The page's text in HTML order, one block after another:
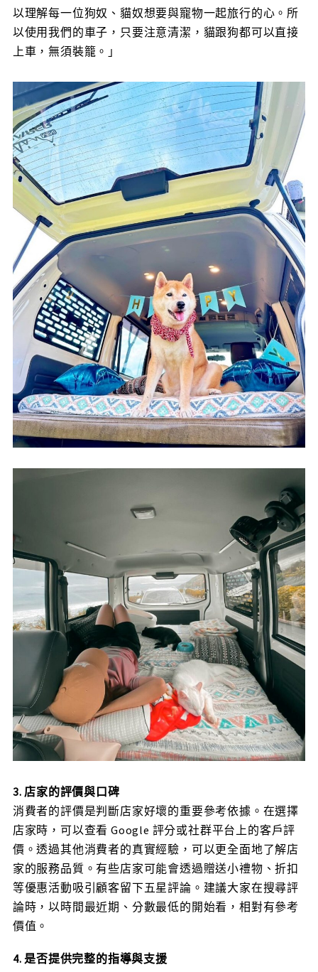
以理解每一位狗奴、貓奴想要與寵物一起旅行的心。所
以使用我們的車子，只要注意清潔，貓跟狗都可以直接
上車，無須裝籠。」
3. 店家的評價與口碑
消費者的評價是判斷店家好壞的重要參考依據。在選擇
店家時，可以查看 Google 評分或社群平台上的客戶評
價。透過其他消費者的真實經驗，可以更全面地了解店
家的服務品質。有些店家可能會透過贈送小禮物、折扣
等優惠活動吸引顧客留下五星評論。建議大家在搜尋評
論時，以時間最近期、分數最低的開始看，相對有參考
價值。
4. 是否提供完整的指導與支援